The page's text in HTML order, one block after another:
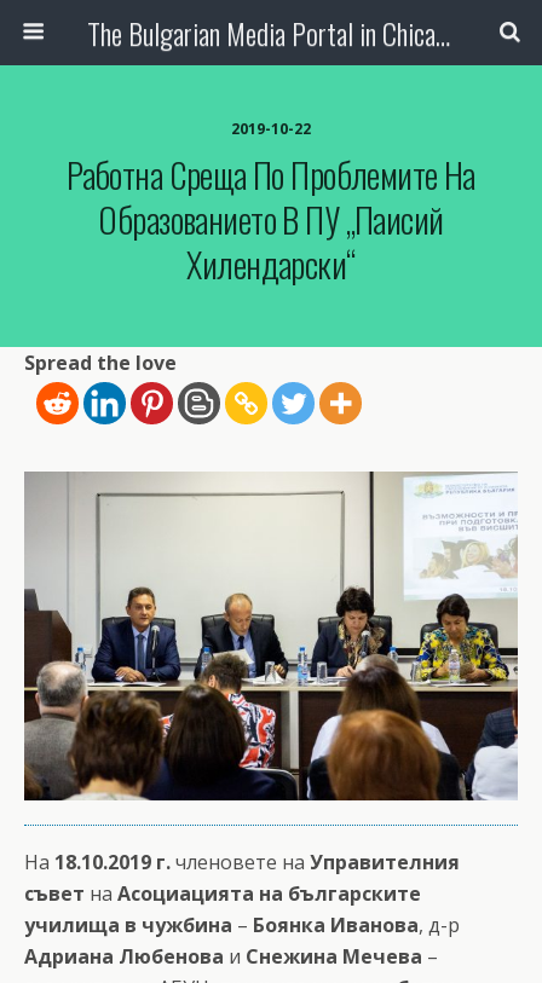
The Bulgarian Media Portal in Chicago
2019-10-22
Работна Среща По Проблемите На
Образованието В ПУ „Паисий
Хилендарски“
Spread the love
На 18.10.2019 г.членовете на Управителния
съвет на Асоциацията на българските
училища в чужбина – Боянка Иванова, д-р
Адриана Любенова и Снежина Мечева –